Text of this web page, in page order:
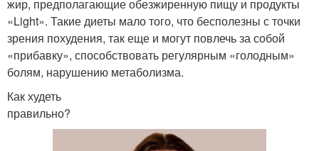
жир, предполагающие обезжиренную пищу и продукты
«Light». Такие диеты мало того, что бесполезны с точки
зрения похудения, так еще и могут повлечь за собой
«прибавку», способствовать регулярным «голодным»
болям, нарушению метаболизма.
Как худеть
правильно?